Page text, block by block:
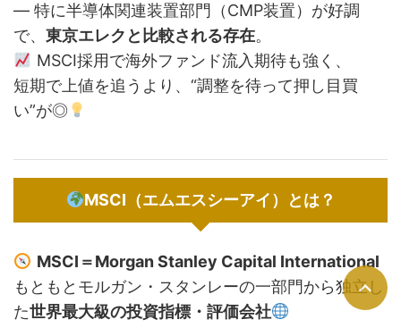
— 特に半導体関連装置部門（CMP装置）が好調
で、 東京エレクと比較される存在。
MSCI採用で海外ファンド流入期待も強く、
短期で上値を追うより、“調整を待って押し目買
い”が◎
MSCI（エムエスシーアイ）とは？
MSCI＝Morgan Stanley Capital International
もともとモルガン・スタンレーの一部門から独立し
た世界最大級の投資指標・評価会社